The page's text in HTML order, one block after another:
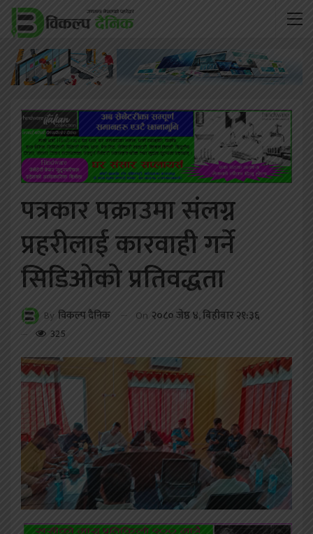
पत्रकार पक्राउमा संलग्न
प्रहरीलाई कारवाही गर्ने
सिडिओको प्रतिवद्धता
By विकल्प दैनिक On २०८० जेष्ठ ४, बिहीबार २१:३६
325